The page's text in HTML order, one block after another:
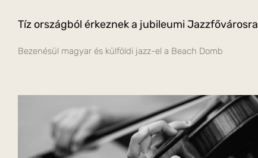
Tíz országból érkeznek a jubileumi Jazzfővárosra
Bezenésül magyar és külföldi jazz-el a Beach Domb